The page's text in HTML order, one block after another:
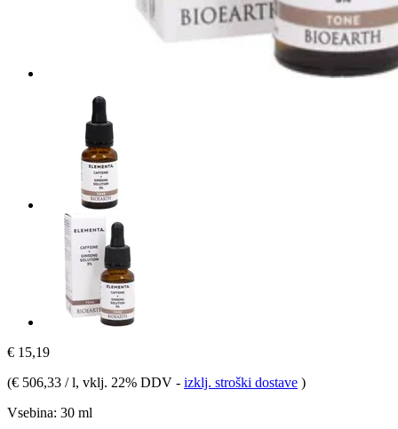
€ 15,19
(€ 506,33 / l, vklj. 22% DDV - izklj. stroški dostave )
Vsebina: 30 ml